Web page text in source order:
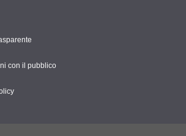
con il pubblico